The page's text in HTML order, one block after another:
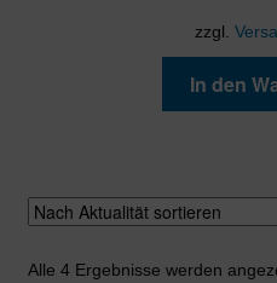
zzgl.
In den
Alle 4 Ergebnisse werden